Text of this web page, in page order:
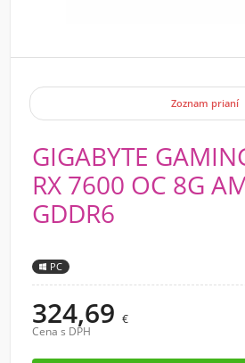
Zoznam prianí
GIGABYTE
RX 7600 OC 8G
GDDR6
PC
324,69 €
Cena s DPH